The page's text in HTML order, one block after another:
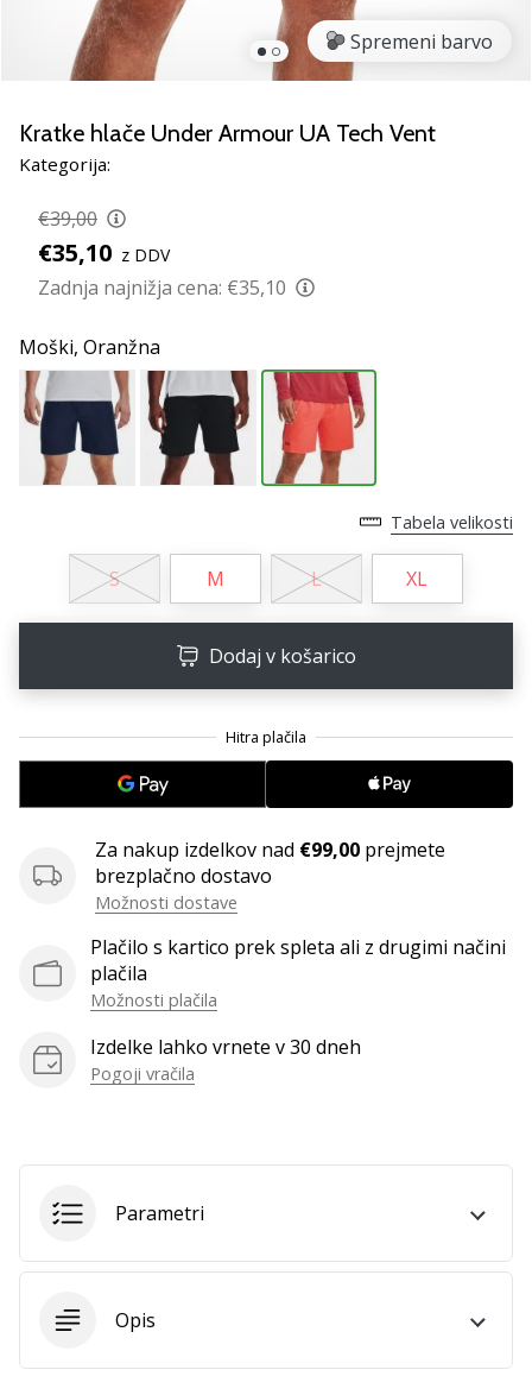
Pridruži
kot
brend
Prikaži
članke
Spremeni barvo
Kratke hlače Under Armour UA Tech Vent
Kategorija:
€39,00
€35,10 z DDV
Zadnja najnižja cena: €35,10
Moški, Oranžna
Tabela velikosti
S M L XL
Dodaj v košarico
Za nakup izdelkov nad €99,00 prejmete
brezplačno dostavo
Možnosti dostave
Plačilo s kartico prek spleta ali z drugimi načini
plačila
Možnosti plačila
Izdelke lahko vrnete v 30 dneh
Pogoji vračila
Parametri
Opis